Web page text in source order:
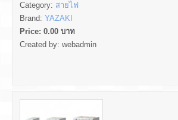
Category: สายไฟ
Brand: YAZAKI
Price: 0.00 บาท
Created by: webadmin